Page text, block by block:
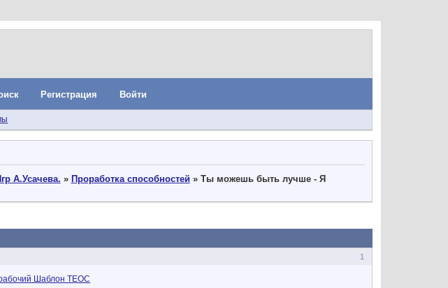
Регистрация Войти
А.Усачева. » Проработка способностей » Ты можешь быть лучше - Я
1
Шаблон ТЕОС